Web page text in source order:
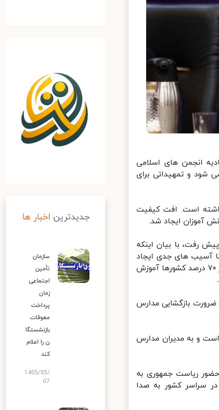
انجمن های اسلامی
شود و تمهیداتی برای
است. افت کیفیت
آموزان ایجاد شد.
رفت، با بیان اینکه
آسیب های جدی‌ ایجاد
کرده است، یادآور شد: در حال حاضر در بیش از ۱۰۰ کشور آموزش حضوری، در ۷۰ درصد کشورها آموزش
بازگشایی مدارس
و به مدیران مدارس
ریاست جمهوری به
سراسر کشور به صدا
جدیدترین اخبار ها
سازمان
تأمین
اجتماعی
زمان
پرداخت
معوقات
بازنشستگا
ن را اعلام
کند
1405/05/
07